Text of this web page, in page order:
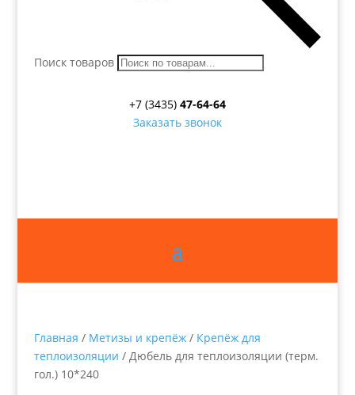
Поиск товаров
+7 (3435) 47-64-64
Заказать звонок
Главная / Метизы и крепёж/ Крепёж для
теплоизоляции / Дюбель для теплоизоляции (терм.
гол.) 10*240